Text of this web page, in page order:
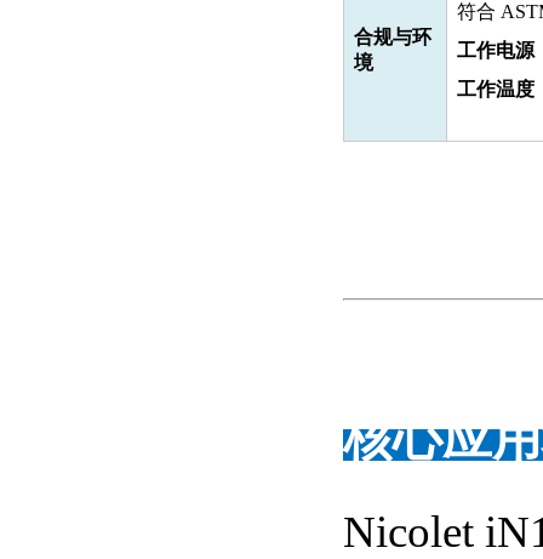
合规与环
境
符合
工作电源
工作温度
核心应
Nicolet